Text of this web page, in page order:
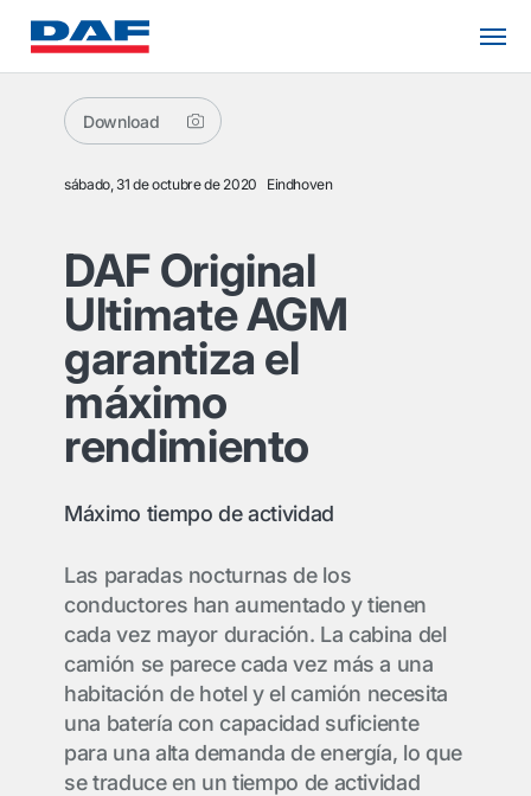
Download
sábado, 31 de octubre de 2020 Eindhoven
DAF Original
Ultimate AGM
garantiza el
máximo
rendimiento
Máximo tiempo de actividad
Las paradas nocturnas de los
conductores han aumentado y tienen
cada vez mayor duración. La cabina del
camión se parece cada vez más a una
habitación de hotel y el camión necesita
una batería con capacidad suficiente
para una alta demanda de energía, lo que
se traduce en un tiempo de actividad